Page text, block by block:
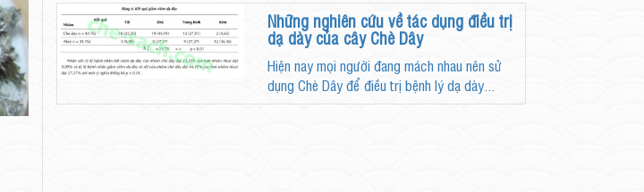
Những nghiên cứu về tác dụng điều trị
dạ dày của cây Chè Dây
Hiện nay mọi người đang mách nhau nên sử
dụng Chè Dây để điều trị bệnh lý dạ dày...